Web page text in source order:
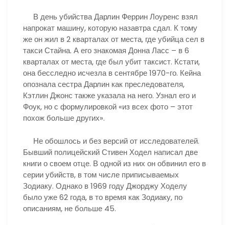
В день убийства Дарлин Феррин Лоуренс взял
напрокат машину, которую назавтра сдал. К тому
же он жил в 2 кварталах от места, где убийца сел в
такси Стайна. А его знакомая Донна Ласс – в 6
кварталах от места, где был убит таксист. Кстати,
она бесследно исчезла в сентябре 1970-го. Кейна
опознала сестра Дарлин как преследователя,
Кэтлин Джонс также указала на него. Узнал его и
Фоук, но с формулировкой «из всех фото – этот
похож больше других».
Не обошлось и без версий от исследователей.
Бывший полицейский Стивен Ходел написал две
книги о своем отце. В одной из них он обвинил его в
серии убийств, в том числе приписываемых
Зодиаку. Однако в 1969 году Джорджу Ходелу
было уже 62 года, в то время как Зодиаку, по
описаниям, не больше 45.